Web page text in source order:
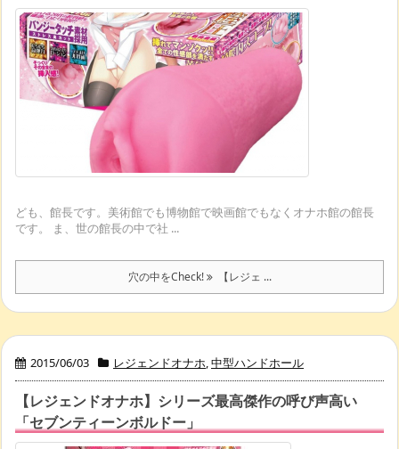
ども、館長です。美術館でも博物館で映画館でもなくオナホ館の館長
です。 ま、世の館長の中で社 ...
穴の中をCheck! 【レジェ ...
2015/06/03 レジェンドオナホ,中型ハンドホール
【レジェンドオナホ】シリーズ最高傑作の呼び声高い
「セブンティーンボルドー」